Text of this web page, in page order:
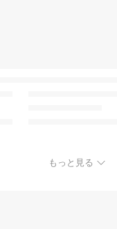
もっと見る